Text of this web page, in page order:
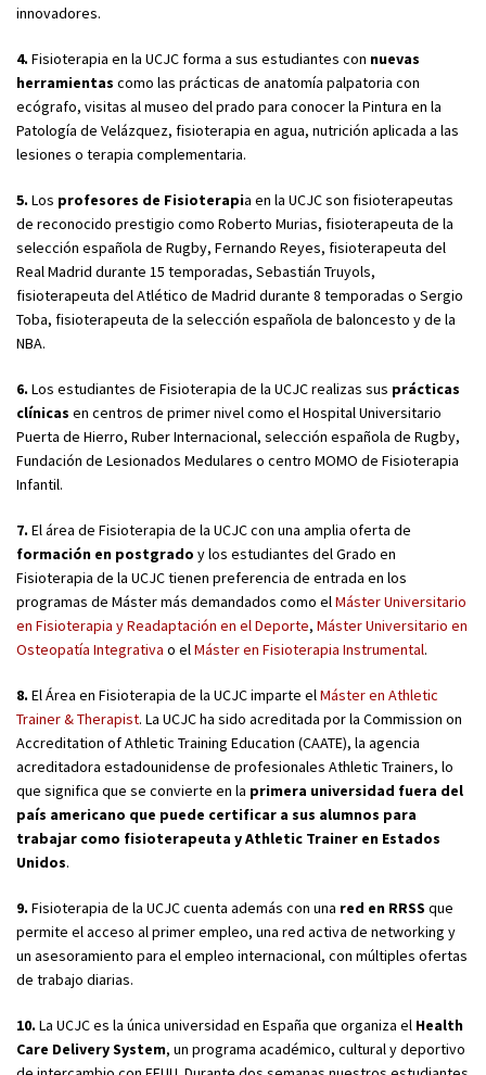
innovadores.
4. Fisioterapia en la UCJC forma a sus estudiantes con nuevas
herramientas como las prácticas de anatomía palpatoria con
ecógrafo, visitas al museo del prado para conocer la Pintura en la
Patología de Velázquez, fisioterapia en agua, nutrición aplicada a las
lesiones o terapia complementaria.
5. Los profesores de Fisioterapia en la UCJC son fisioterapeutas
de reconocido prestigio como Roberto Murias, fisioterapeuta de la
selección española de Rugby, Fernando Reyes, fisioterapeuta del
Real Madrid durante 15 temporadas, Sebastián Truyols,
fisioterapeuta del Atlético de Madrid durante 8 temporadas o Sergio
Toba, fisioterapeuta de la selección española de baloncesto y de la
NBA.
6. Los estudiantes de Fisioterapia de la UCJC realizas sus prácticas
clínicas en centros de primer nivel como el Hospital Universitario
Puerta de Hierro, Ruber Internacional, selección española de Rugby,
Fundación de Lesionados Medulares o centro MOMO de Fisioterapia
Infantil.
7. El área de Fisioterapia de la UCJC con una amplia oferta de
formación en postgrado y los estudiantes del Grado en
Fisioterapia de la UCJC tienen preferencia de entrada en los
programas de Máster más demandados como elMáster Universitario
en Fisioterapia y Readaptación en el Deporte, Máster Universitario en
Osteopatía Integrativa o elMáster en Fisioterapia Instrumental.
8. El Área en Fisioterapia de la UCJC imparte elMáster en Athletic
Trainer & Therapist. La UCJC ha sido acreditada por la Commission on
Accreditation of Athletic Training Education (CAATE), la agencia
acreditadora estadounidense de profesionales Athletic Trainers, lo
que significa que se convierte en la primera universidad fuera del
país americano que puede certificar a sus alumnos para
trabajar como fisioterapeuta y Athletic Trainer en Estados
Unidos.
9. Fisioterapia de la UCJC cuenta además con una red en RRSS que
permite el acceso al primer empleo, una red activa de networking y
un asesoramiento para el empleo internacional, con múltiples ofertas
de trabajo diarias.
10. La UCJC es la única universidad en España que organiza el Health
Care Delivery System, un programa académico, cultural y deportivo